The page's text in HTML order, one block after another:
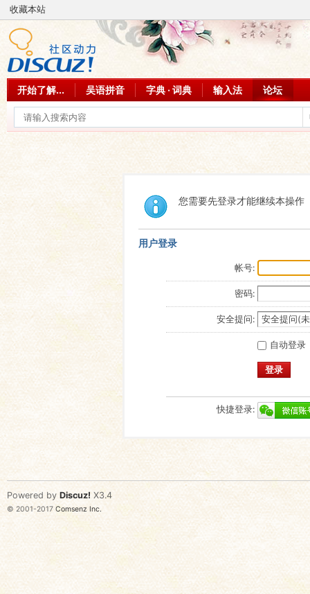
收藏本站
开始了解... 吴语拼音 字典 · 词典 输入法 论坛
您需要先登录才能继续本操作
用户登录
帐号:
密码:
安全提问:
自动登录
登录
快捷登录:
Powered by Discuz! X3.4
© 2001-2017 Comsenz Inc.